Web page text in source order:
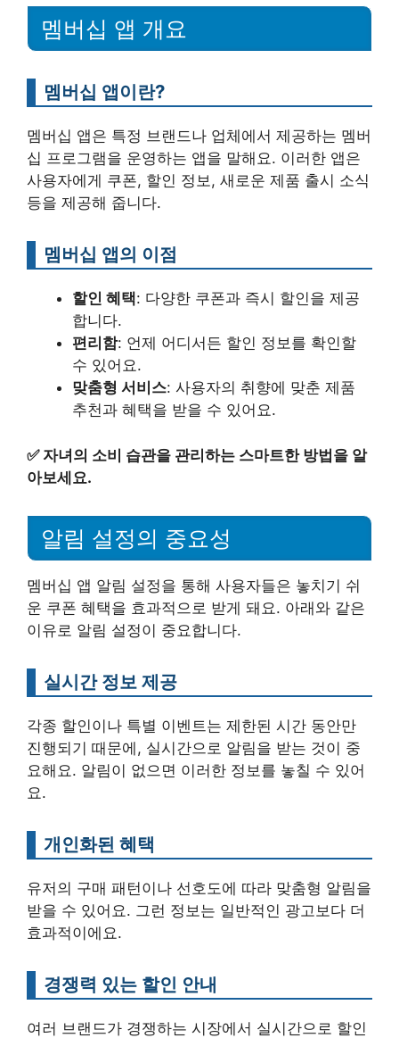
멤버십 앱 개요
멤버십 앱이란?
멤버십 앱은 특정 브랜드나 업체에서 제공하는 멤버
십 프로그램을 운영하는 앱을 말해요. 이러한 앱은
사용자에게 쿠폰, 할인 정보, 새로운 제품 출시 소식
등을 제공해 줍니다.
멤버십 앱의 이점
할인 혜택: 다양한 쿠폰과 즉시 할인을 제공
합니다.
편리함: 언제 어디서든 할인 정보를 확인할
수 있어요.
맞춤형 서비스: 사용자의 취향에 맞춘 제품
추천과 혜택을 받을 수 있어요.
✅ 자녀의 소비 습관을 관리하는 스마트한 방법을 알
아보세요.
알림 설정의 중요성
멤버십 앱 알림 설정을 통해 사용자들은 놓치기 쉬
운 쿠폰 혜택을 효과적으로 받게 돼요. 아래와 같은
이유로 알림 설정이 중요합니다.
실시간 정보 제공
각종 할인이나 특별 이벤트는 제한된 시간 동안만
진행되기 때문에, 실시간으로 알림을 받는 것이 중
요해요. 알림이 없으면 이러한 정보를 놓칠 수 있어
요.
개인화된 혜택
유저의 구매 패턴이나 선호도에 따라 맞춤형 알림을
받을 수 있어요. 그런 정보는 일반적인 광고보다 더
효과적이에요.
경쟁력 있는 할인 안내
여러 브랜드가 경쟁하는 시장에서 실시간으로 할인